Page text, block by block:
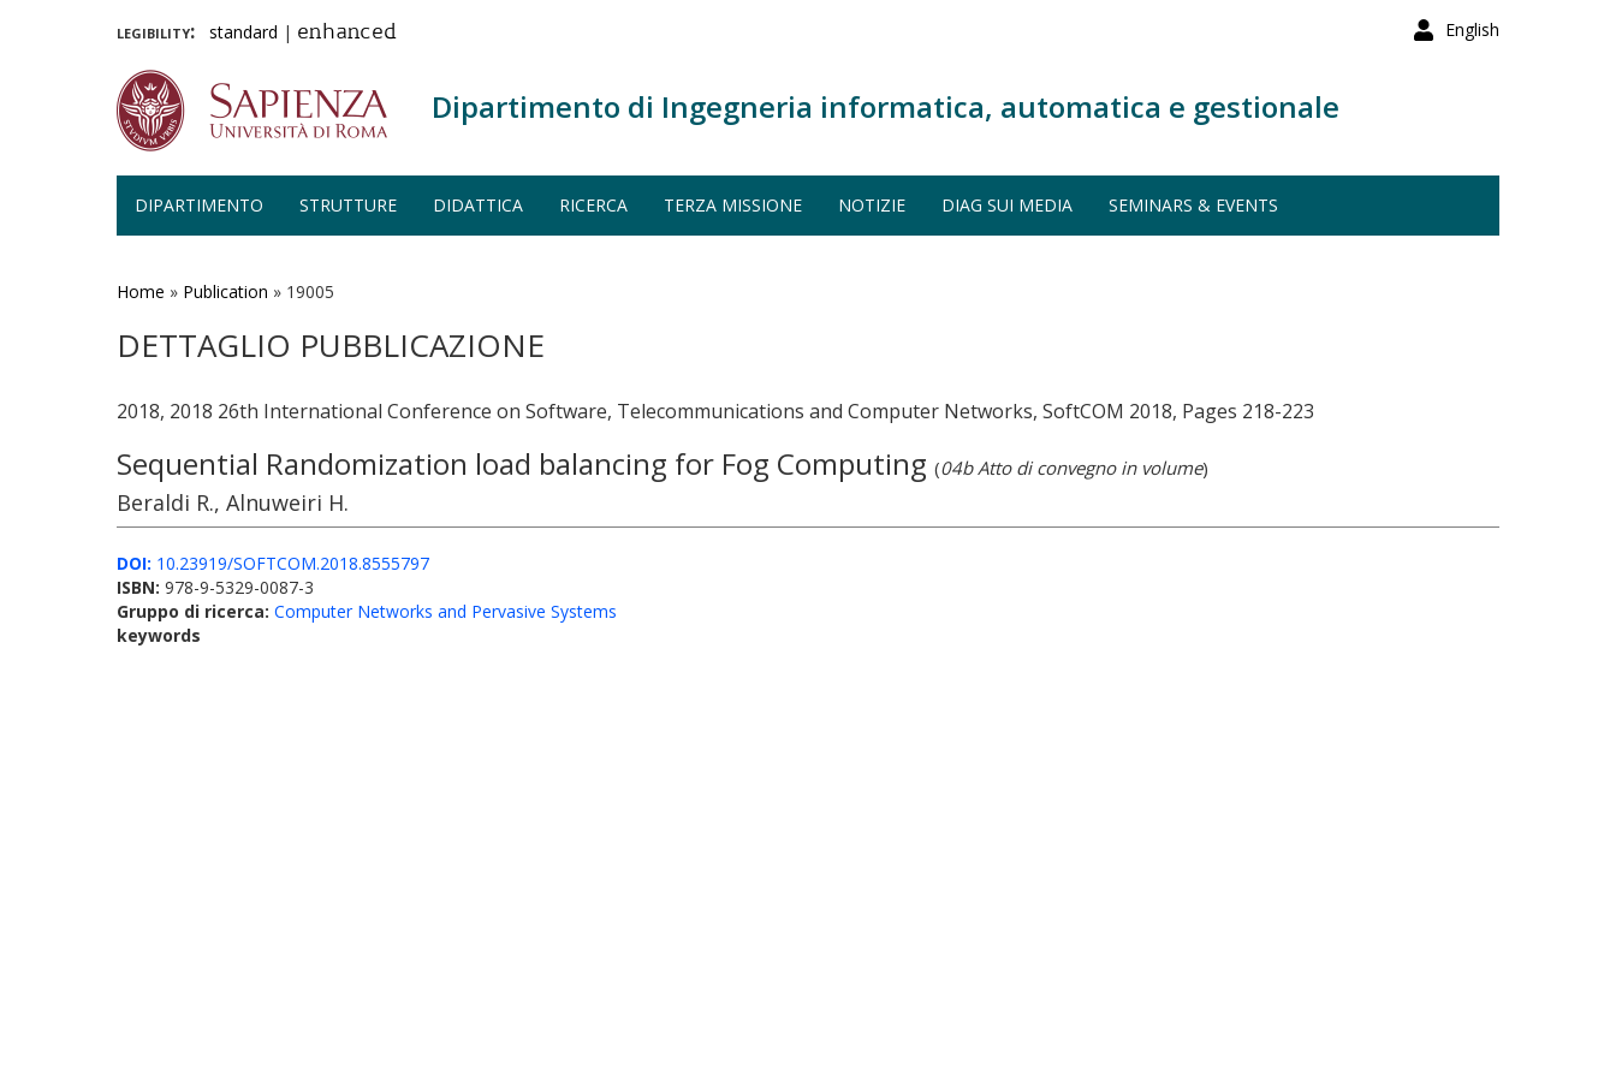
English
legibility: standard | enhanced
Dipartimento di Ingegneria informatica, automatica e gestionale
DIPARTIMENTO STRUTTURE DIDATTICA RICERCA TERZA MISSIONE NOTIZIE DIAG SUI MEDIA SEMINARS & EVENTS
Home » Publication » 19005
DETTAGLIO PUBBLICAZIONE
2018, 2018 26th International Conference on Software, Telecommunications and Computer Networks, SoftCOM 2018, Pages 218-223
Sequential Randomization load balancing for Fog Computing (04b Atto di convegno in volume)
Beraldi R., Alnuweiri H.
DOI: 10.23919/SOFTCOM.2018.8555797
ISBN: 978-9-5329-0087-3
Gruppo di ricerca: Computer Networks and Pervasive Systems
keywords